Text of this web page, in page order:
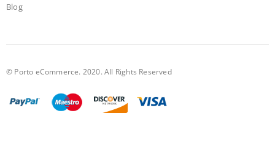
Blog
© Porto eCommerce. 2020. All Rights Reserved